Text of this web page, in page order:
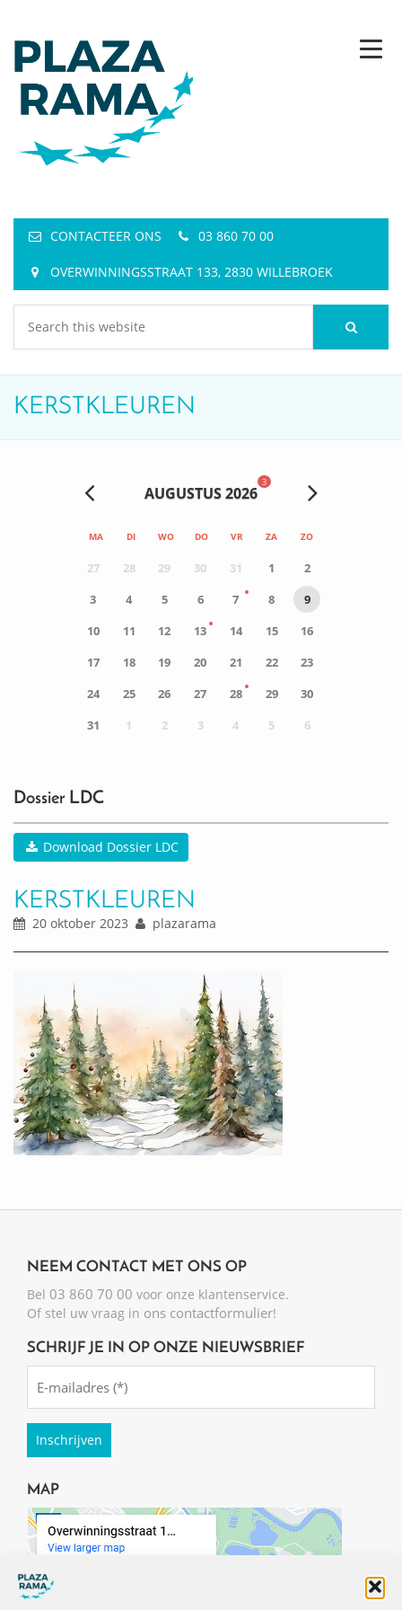
CONTACTEER ONS 03 860 70 00
OVERWINNINGSSTRAAT 133, 2830 WILLEBROEK
KERSTKLEUREN
AUGUSTUS 2026
3
MA DI WO DO VR ZA ZO
27 28 29 30 31 1
2
3
4 5 6 7 8
9
10
11 12 13 14 15
16
17
18 19 20 21 22
23
24
25 26 27 28 29
30
31
1 2 3 4 5 6
Dossier LDC
Download Dossier LDC
KERSTKLEUREN
20 oktober 2023 plazarama
NEEM CONTACT MET ONS OP
Bel 03 860 70 00 voor onze klantenservice.
Of stel uw vraag in ons contactformulier!
SCHRIJF JE IN OP ONZE NIEUWSBRIEF
(Required)
MAP